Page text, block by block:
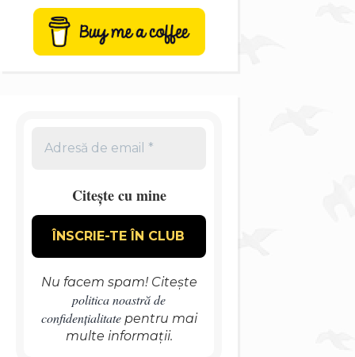
Citește cu mine
Nu facem spam! Citește
politica noastră de
confidențialitatepentru mai
multe informații.